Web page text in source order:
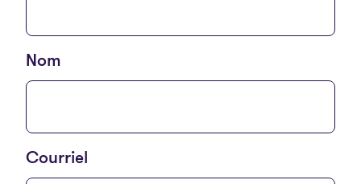
Nom
Courriel